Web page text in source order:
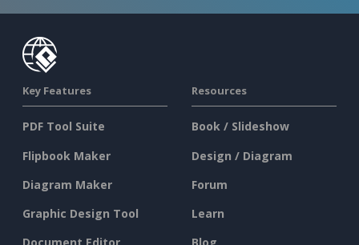
Key Features
PDF Tool Suite
Flipbook Maker
Diagram Maker
Graphic Design Tool
Resources
Book / Slideshow
Design / Diagram
Forum
Learn